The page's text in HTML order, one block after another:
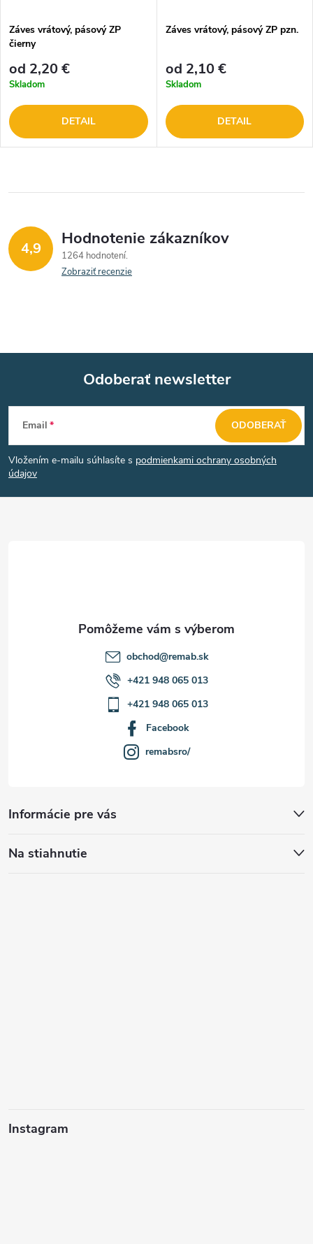
Záves vrátový, pásový ZP
čierny
od 2,20 €
Skladom
DETAIL
Záves vrátový, pásový ZP pzn.
od 2,10 €
Skladom
DETAIL
4,9 Hodnotenie zákazníkov
1264 hodnotení
Zobraziť recenzie
Z
á
p
Odoberať newsletter
Email
Vložením e-mailu súhlasíte s podmienkami ochrany osobných
údajov
ODOBERAŤ
Informácie pre vás
Na stiahnutie
Instagram
obchod@remab.sk
+421 948 065 013
+421 948 065 013
Facebook
remabsro/